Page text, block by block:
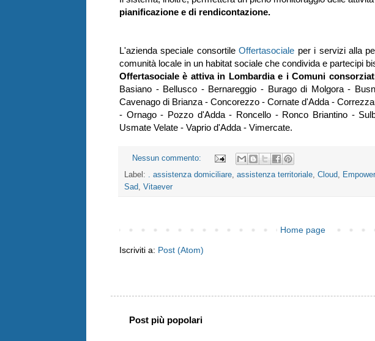
pianificazione e di rendicontazione.
L'azienda speciale consortileOffertasociale per i servizi alla
comunità locale in un habitat sociale che condivida e partecipi
Offertasociale è attiva in Lombardia e iComuni
Basiano - Bellusco - Bernareggio - Burago di Molgora -
Cavenago di Brianza - Concorezzo - Cornate d'Adda -
- Ornago - Pozzo d'Adda - Roncello - Ronco Briantino -
Usmate Velate - Vaprio d'Adda - Vimercate.
Nessun commento:
Label: . assistenza domiciliare, assistenza territoriale, Cloud,
Sad, Vitaever
Home page
Iscriviti a: Post (Atom)
Post più popolari